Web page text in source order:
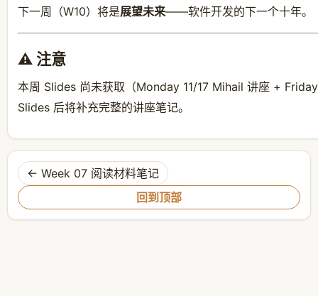
下一周（W10）将是展望未来——软件开发的下一个十年。
⚠️ 注意
本周 Slides 尚未获取（Monday 11/17 Mihail 讲座 +
Slides 后将补充完整的讲座笔记。
← Week 07 阅读材料笔记
回到顶部